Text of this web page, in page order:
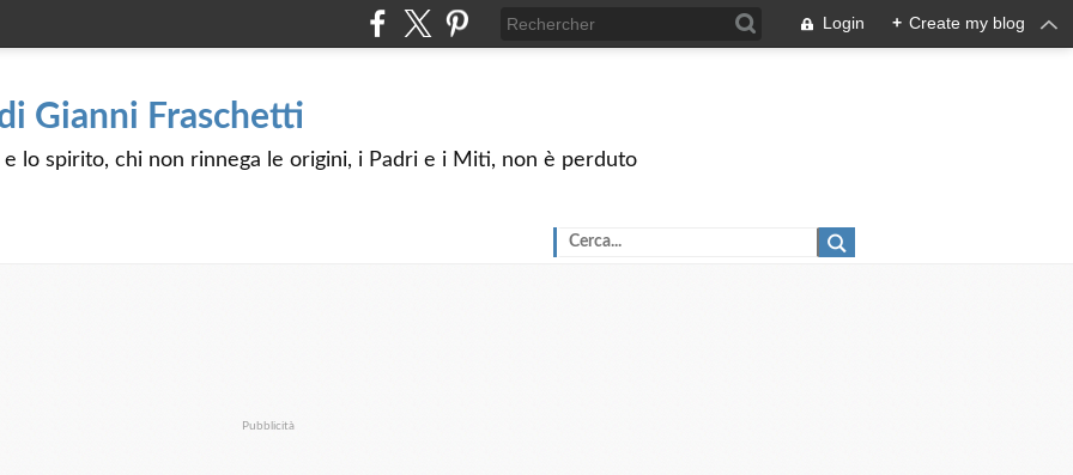
Login + Create my blog
Gianni Fraschetti
e lo spirito, chi non rinnega le origini, i Padri e i Miti, non è perduto
Pubblicità